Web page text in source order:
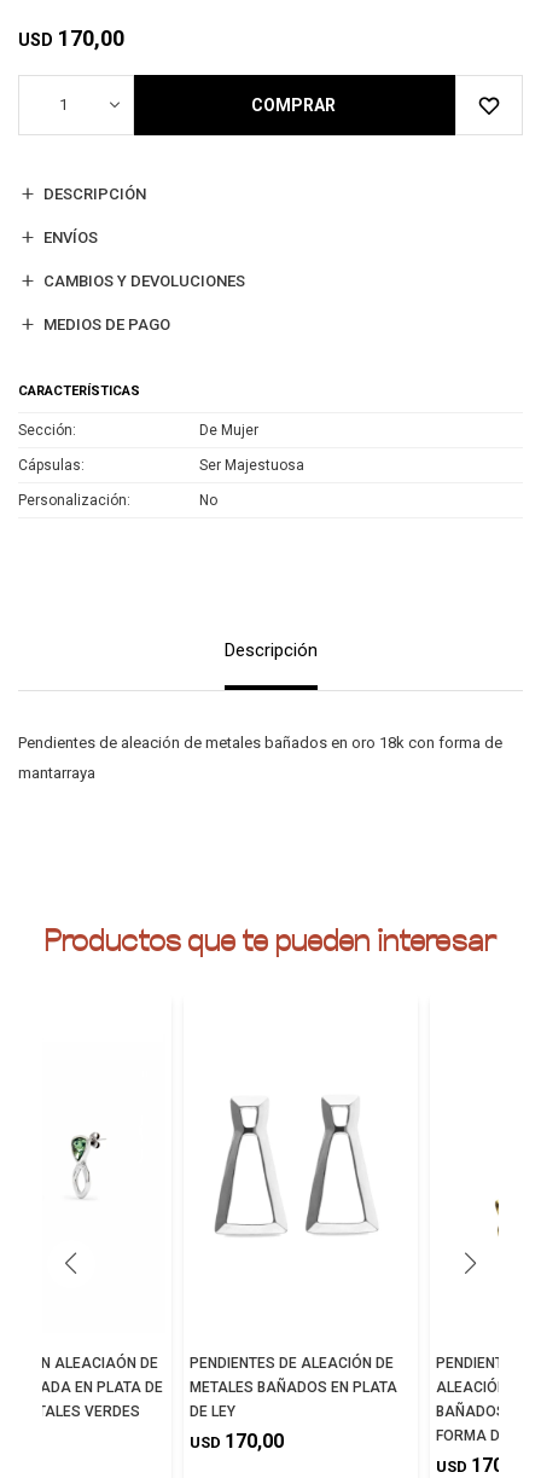
USD 170,00
1 COMPRAR
DESCRIPCIÓN
ENVÍOS
CAMBIOS Y DEVOLUCIONES
MEDIOS DE PAGO
CARACTERÍSTICAS
Sección De Mujer
Cápsulas Ser Majestuosa
Personalización No
Descripción
Pendientes de aleación de metales bañados en oro 18k con forma de
mantarraya
Productos que te pueden interesar
EN ALEACIAÓN DE
BAÑADA EN PLATA DE
CRISTALES VERDES
PENDIENTES DE ALEACIÓN DE
METALES BAÑADOS EN PLATA
DE LEY
USD 170,00
PENDIENTES
ALEACIÓN DE
BAÑADOS EN
FORMA DE
USD 170,00